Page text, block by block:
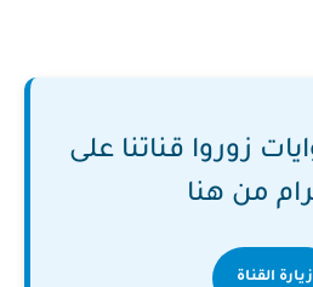
زوروا قناتنا على
من هنا
زيارة القناة